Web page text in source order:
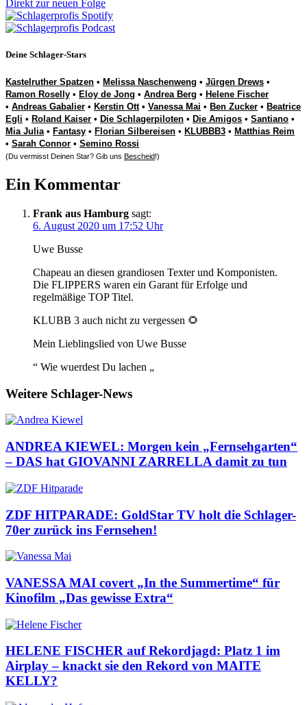
Direkt zur neuen Folge
Deine Schlager-Stars
Kastelruther Spatzen • Melissa Naschenweng • Jürgen Drews •
Ramon Roselly • Eloy de Jong • Andrea Berg • Helene Fischer
• Andreas Gabalier • Kerstin Ott• Vanessa Mai • Ben Zucker • Beatrice
Egli • Roland Kaiser • Die Schlagerpiloten • Die Amigos • Santiano •
Mia Julia• Fantasy • Florian Silbereisen • KLUBBB3 • Matthias Reim
• Sarah Connor • Semino Rossi
(Du vermisst Deinen Star? Gib uns Bescheid!)
Ein Kommentar
Frank aus Hamburg sagt:
6. August 2020 um 17:52 Uhr
Uwe Busse
Chapeau an diesen grandiosen Texter und Komponisten.
Die FLIPPERS waren ein Garant für Erfolge und
regelmäßige TOP Titel.
KLUBB 3 auch nicht zu vergessen 🌻
Mein Lieblingslied von Uwe Busse
“ Wie wuerdest Du lachen „
Weitere Schlager-News
ANDREA KIEWEL: Morgen kein „Fernsehgarten“
– DAS hat GIOVANNI ZARRELLA damit zu tun
ZDF HITPARADE: GoldStar TV holt die Schlager-
70er zurück ins Fernsehen!
VANESSA MAI covert „In the Summertime“ für
Kinofilm „Das gewisse Extra“
HELENE FISCHER auf Rekordjagd: Platz 1 im
Airplay – knackt sie den Rekord von MAITE
KELLY?